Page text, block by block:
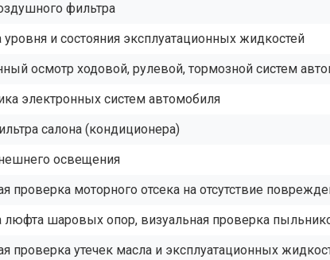
фильтра
и состояния эксплуатационных жидкостей
осмотр ходовой, рулевой, тормозной систем
электронных систем автомобиля
салона (кондиционера)
освещения
проверка моторного отсека на отсутствие
люфта шаровых опор, визуальная проверка
проверка утечек масла и эксплуатационных